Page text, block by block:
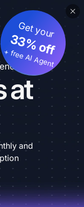
at
Get your
33% off
+ free AI Agent
and